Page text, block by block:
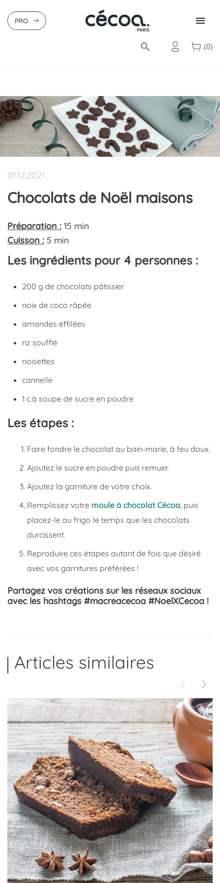

PRO
search (0)
01.12.2021
Chocolats de Noël maisons
Préparation : 15 min
Cuisson : 5 min
Les ingrédients pour 4 personnes :
200 g de chocolats pâtissier
noix de coco râpée
amandes effilées
riz soufflé
noisettes
cannelle
1 c.à soupe de sucre en poudre
Les étapes :
Faire fondre le chocolat au bain-marie, à feu doux.
Ajoutez le sucre en poudre puis remuer.
Ajoutez la garniture de votre choix.
Remplissez votre moule à chocolat Cécoa, puis
placez-le au frigo le temps que les chocolats
durcissent.
Reproduire ces étapes autant de fois que désiré
avec vos garnitures préférées !
Partagez vos créations sur les réseaux sociaux
avec les hashtags #macreacecoa #NoelXCecoa !
Articles similaires